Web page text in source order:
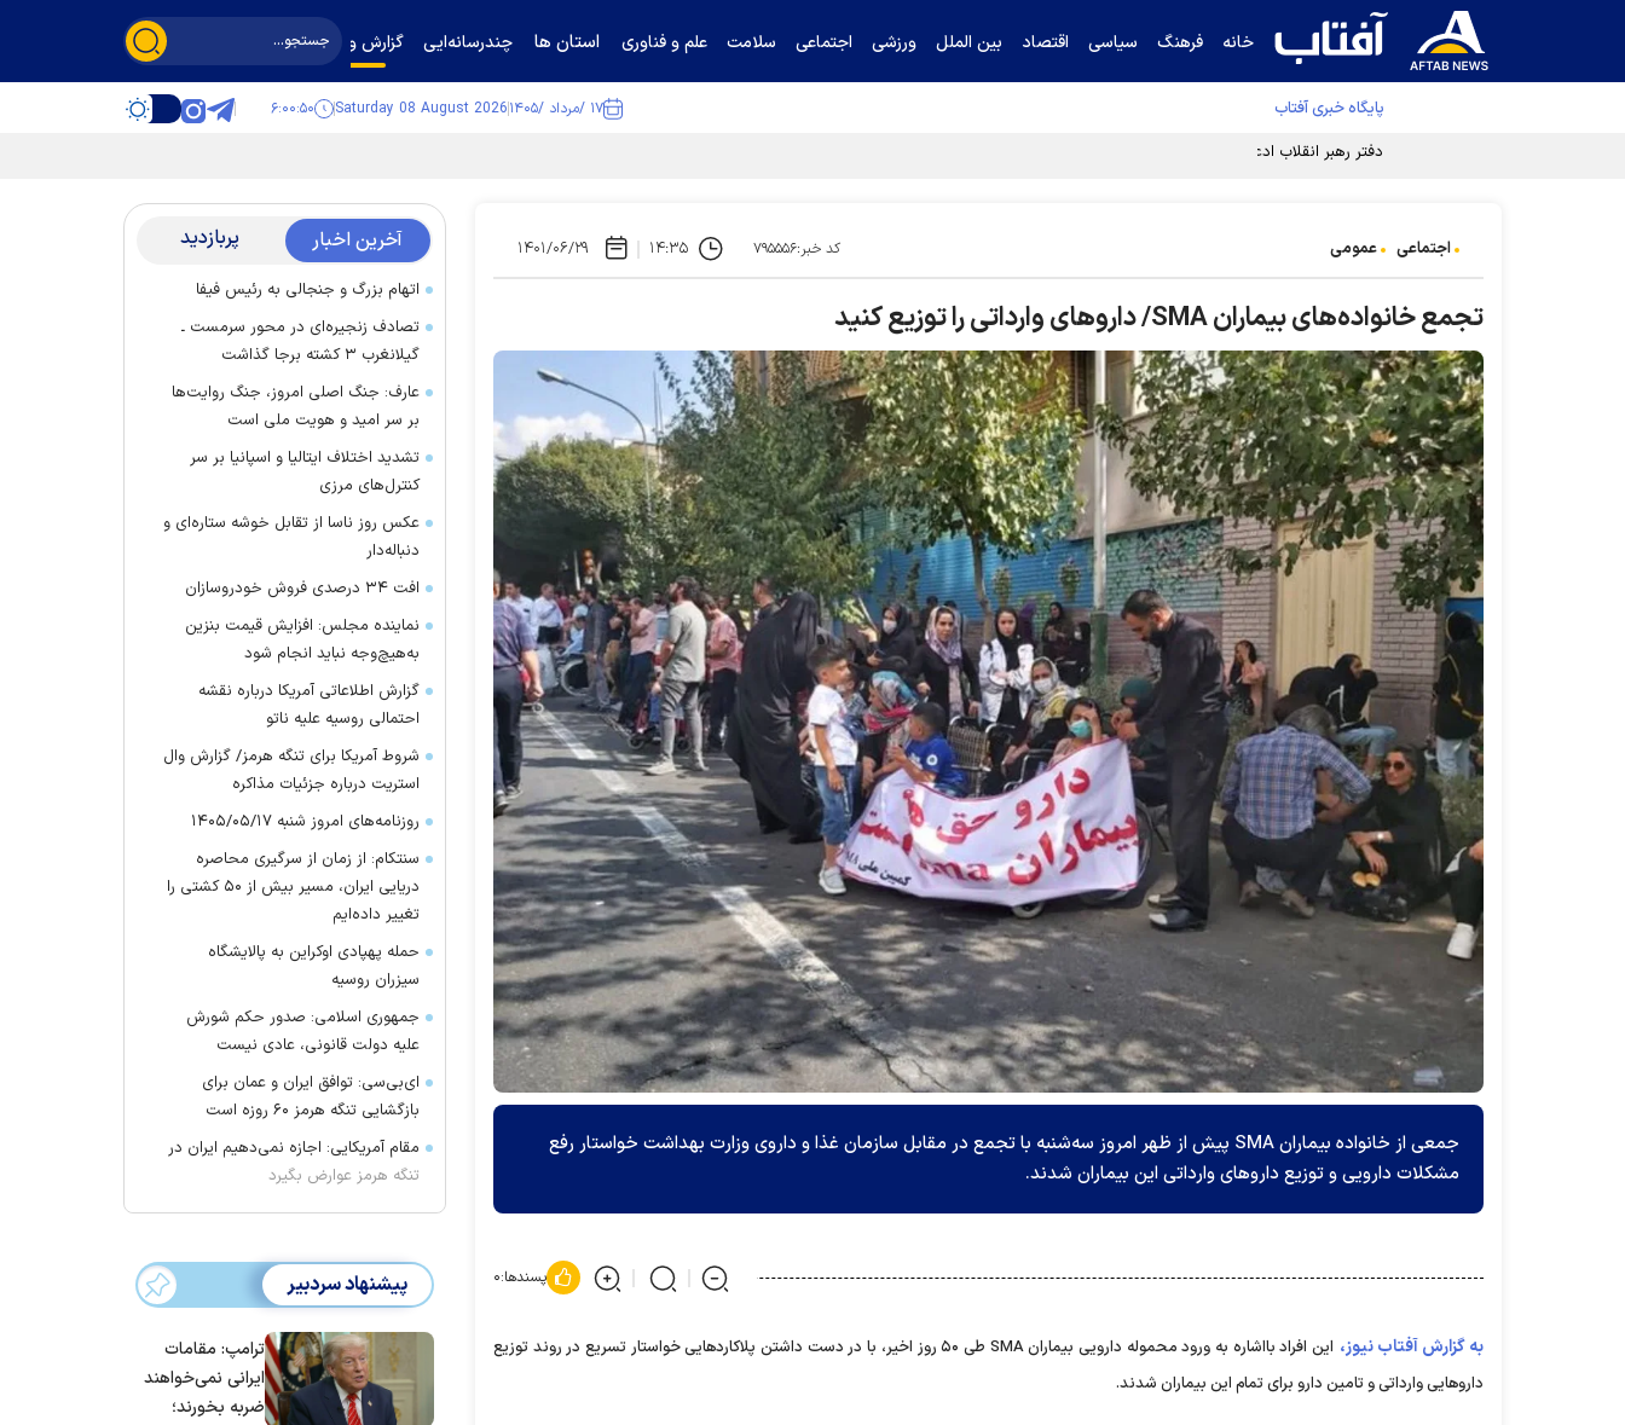
خانه فرهنگ سیاسی اقتصاد بین الملل ورزشی اجتماعی سلامت علم و فناوری استان ها چندرسانه‌ایی گزارش و گفت‌وگو
پایگاه خبری آفتاب ۱۷ /مرداد /۱۴۰۵ Saturday 08 August 2026 ۶:۰۰:۵۱
دفتر رهبر انقلاب ادعای خرازی درباره پزشکیان را تکذیب کرد
اجتماعی عمومی کد خبر:۷۹۵۵۵۶ ۱۴:۳۵ ۱۴۰۱/۰۶/۲۹
تجمع خانواده‌های بیماران SMA/ داروهای وارداتی را توزیع کنید
جمعی از خانواده بیماران SMA پیش از ظهر امروز سه‌شنبه با تجمع در مقابل سازمان غذا و داروی وزارت بهداشت خواستار رفع
مشکلات دارویی و توزیع داروهای وارداتی این بیماران شدند.
پسندها:۰
به گزارش آفتاب نیوز،
این افراد بااشاره به ورود محموله دارویی بیماران SMA طی ۵۰ روز اخیر، با در دست داشتن پلاکارد‌هایی خواستار تسریع در روند توزیع
دارو‌هایی وارداتی و تامین دارو برای تمام این بیماران شدند.
آخرین اخبار پربازدید
اتهام بزرگ و جنجالی به رئیس فیفا
تصادف زنجیره‌ای در محور سرمست ـ
گیلانغرب ۳ کشته برجا گذاشت
عارف: جنگ اصلی امروز، جنگ روایت‌ها
بر سر امید و هویت ملی است
تشدید اختلاف ایتالیا و اسپانیا بر سر
کنترل‌های مرزی
عکس روز ناسا از تقابل خوشه ستاره‌ای و
دنباله‌دار
افت ۳۴ درصدی فروش خودروسازان
نماینده مجلس: افزایش قیمت بنزین
به‌هیچ‌وجه نباید انجام شود
گزارش اطلاعاتی آمریکا درباره نقشه
احتمالی روسیه علیه ناتو
شروط آمریکا برای تنگه هرمز/ گزارش وال
استریت درباره جزئیات مذاکره
روزنامه‌های امروز شنبه ۱۴۰۵/۰۵/۱۷
سنتکام: از زمان از سرگیری محاصره
دریایی ایران، مسیر بیش از ۵۰ کشتی را
تغییر داده‌ایم
حمله پهپادی اوکراین به پالایشگاه
سیزران روسیه
جمهوری اسلامی: صدور حکم شورش
علیه دولت قانونی، عادی نیست
ای‌بی‌سی: توافق ایران و عمان برای
بازگشایی تنگه هرمز ۶۰ روزه است
مقام آمریکایی: اجازه نمی‌دهیم ایران در
تنگه هرمز عوارض بگیرد
پیشنهاد سردبیر
ترامپ: مقامات
ایرانی نمی‌خواهند
ضربه بخورند؛